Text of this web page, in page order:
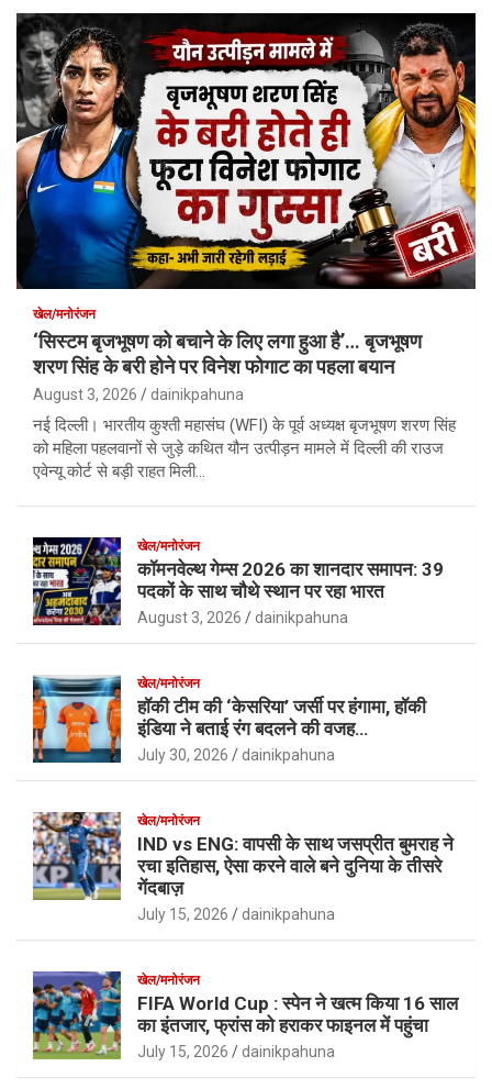
खेल/मनोरंजन
‘सिस्टम बृजभूषण को बचाने के लिए लगा हुआ है’… बृजभूषण
शरण सिंह के बरी होने पर विनेश फोगाट का पहला बयान
August 3, 2026 dainikpahuna
नई दिल्ली। भारतीय कुश्ती महासंघ (WFI) के पूर्व अध्यक्ष बृजभूषण शरण सिंह
को महिला पहलवानों से जुड़े कथित यौन उत्पीड़न मामले में दिल्ली की राउज
एवेन्यू कोर्ट से बड़ी राहत मिली…
खेल/मनोरंजन
कॉमनवेल्थ गेम्स 2026 का शानदार समापन: 39
पदकों के साथ चौथे स्थान पर रहा भारत
August 3, 2026 dainikpahuna
खेल/मनोरंजन
हॉकी टीम की ‘केसरिया’ जर्सी पर हंगामा, हॉकी
इंडिया ने बताई रंग बदलने की वजह…
July 30, 2026 dainikpahuna
खेल/मनोरंजन
IND vs ENG: वापसी के साथ जसप्रीत बुमराह ने
रचा इतिहास, ऐसा करने वाले बने दुनिया के तीसरे
गेंदबाज़
July 15, 2026 dainikpahuna
खेल/मनोरंजन
FIFA World Cup : स्पेन ने खत्म किया 16 साल
का इंतजार, फ्रांस को हराकर फाइनल में पहुंचा
July 15, 2026 dainikpahuna